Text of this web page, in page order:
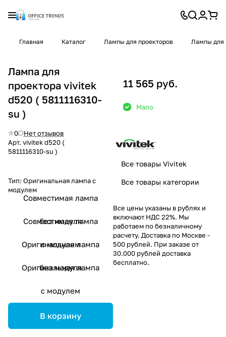
Главная Каталог Лампы для проекторов Лампы для
Лампа для
проектора vivitek
d520 ( 5811116310-
su )
0
Нет отзывов
Арт. vivitek d520 (
5811116310-su )
Тип: Оригинальная лампа с
модулем
Совместимая лампа
без модуля
Совместимая лампа
с модулем
Оригинальная лампа
без модуля
Оригинальная лампа
с модулем
В корзину
11 565 руб.
Мало
Все товары Vivitek
Все товары категории
Все цены указаны в рублях и
включают НДС 22%. Мы
работаем по безналичному
расчету. Доставка по Москве -
500 рублей. При заказе от
30.000 рублей доставка
бесплатно.